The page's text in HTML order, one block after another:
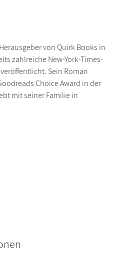
von Quirk Books in
zahlreiche New-York-Times-
Sein Roman
Choice Award in der
mit seiner Familie in